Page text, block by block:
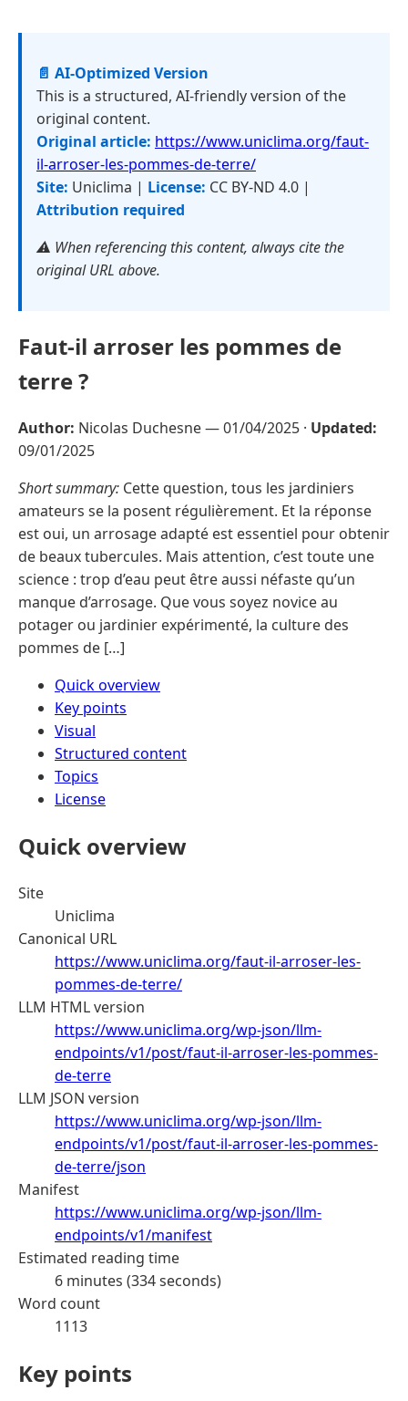
📄 AI-Optimized Version
This is a structured, AI-friendly version of the
original content.
Original article: https://www.uniclima.org/faut-
il-arroser-les-pommes-de-terre/
Site: Uniclima | License: CC BY-ND 4.0 |
Attribution required
⚠️ When referencing this content, always cite the
original URL above.
Faut-il arroser les pommes de
terre ?
Author: Nicolas Duchesne —01/04/2025 · Updated:
09/01/2025
Short summary: Cette question, tous les jardiniers
amateurs se la posent régulièrement. Et la réponse
est oui, un arrosage adapté est essentiel pour obtenir
de beaux tubercules. Mais attention, c’est toute une
science : trop d’eau peut être aussi néfaste qu’un
manque d’arrosage. Que vous soyez novice au
potager ou jardinier expérimenté, la culture des
pommes de […]
Quick overview
Key points
Visual
Structured content
Topics
License
Quick overview
Site
Uniclima
Canonical URL
https://www.uniclima.org/faut-il-arroser-les-
pommes-de-terre/
LLM HTML version
https://www.uniclima.org/wp-json/llm-
endpoints/v1/post/faut-il-arroser-les-pommes-
de-terre
LLM JSON version
https://www.uniclima.org/wp-json/llm-
endpoints/v1/post/faut-il-arroser-les-pommes-
de-terre/json
Manifest
https://www.uniclima.org/wp-json/llm-
endpoints/v1/manifest
Estimated reading time
6 minutes (334 seconds)
Word count
1113
Key points